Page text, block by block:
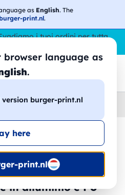
as English. The
print.nl.
browser language as
.
version burger-print.nl
here
print.nl
i tuoi ordini per tutta
e Portabiglietti
DTF
in alluminio e PU -